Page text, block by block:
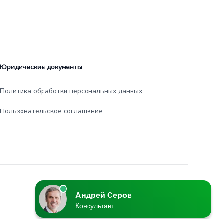
Юридические документы
Политика обработки персональных данных
Пользовательское соглашение